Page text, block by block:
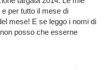
e per tutto il mese di
mese! E se leggo i nomi di
posso che esserne